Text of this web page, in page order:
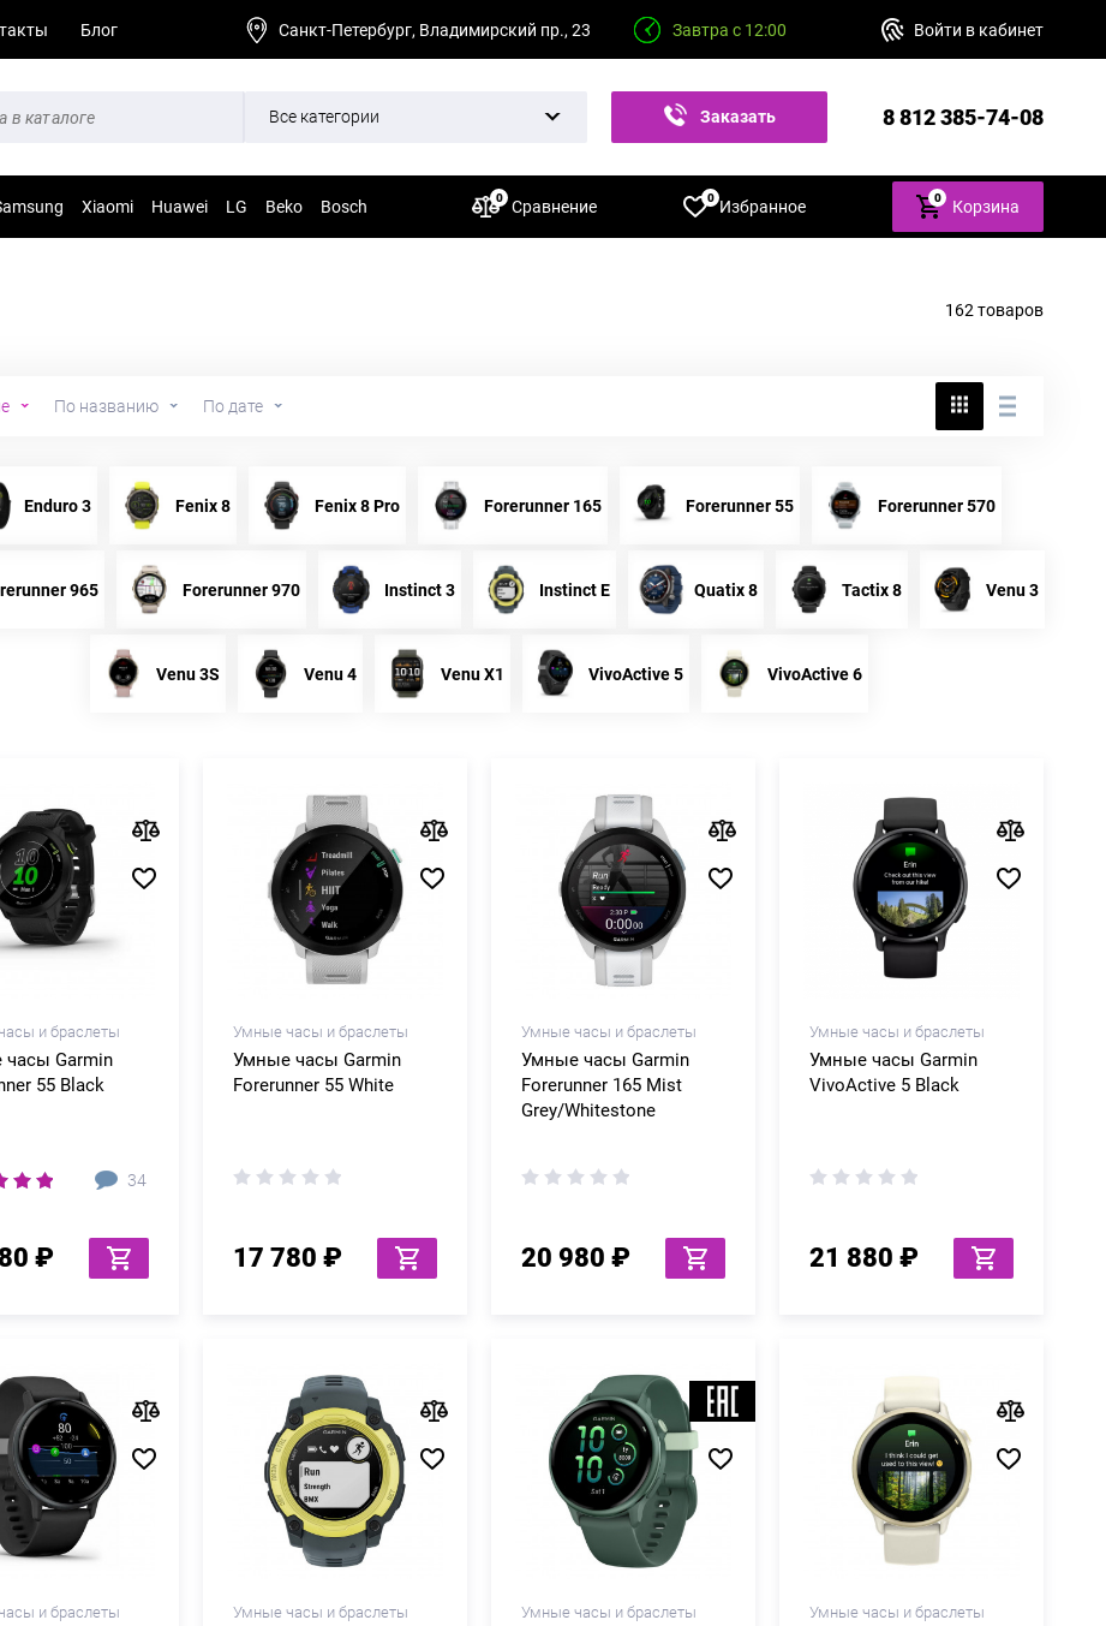
Блог Санкт-Петербург, Владимирский пр., 23 Завтра с 12:00 Войти в кабинет
Все категории Заказать 8 812 385-74-08
Xiaomi Huawei LG Beko Bosch Сравнение
0 Избранное
0 0 Корзина
По названию По дате
162 товаров
Enduro 3 Fenix 8 Fenix 8 Pro Forerunner 165 Forerunner 55 Forerunner 570
965 Forerunner 970 Instinct 3 Instinct E Quatix 8 Tactix 8 Venu 3
Venu 3S Venu 4 Venu X1 VivoActive 5 VivoActive 6
и браслеты
Garmin
55 Black
34
₽
Умные часы и браслеты
Умные часы Garmin
Forerunner 55 White
17 780 ₽
Умные часы и браслеты
Умные часы Garmin
Forerunner 165 Mist
Grey/Whitestone
20 980 ₽
Умные часы и браслеты
Умные часы Garmin
VivoActive 5 Black
21 880 ₽
и браслеты Умные часы и браслеты Умные часы и браслеты Умные часы и браслеты